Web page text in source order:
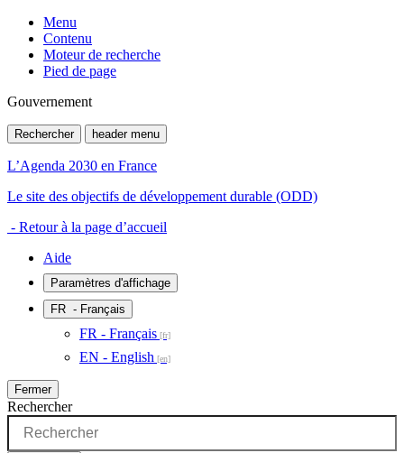
Menu
Contenu
Moteur de recherche
Pied de page
Gouvernement
Rechercher header menu
L’Agenda 2030 en France
Le site des objectifs de développement durable (ODD)
- Retour à la page d’accueil
Aide
Paramètres d'affichage
FR - Français
FR - Français
EN - English
Fermer
Rechercher